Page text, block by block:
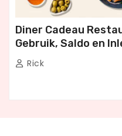
Diner Cadeau
Gebruik, Saldo en
Rick